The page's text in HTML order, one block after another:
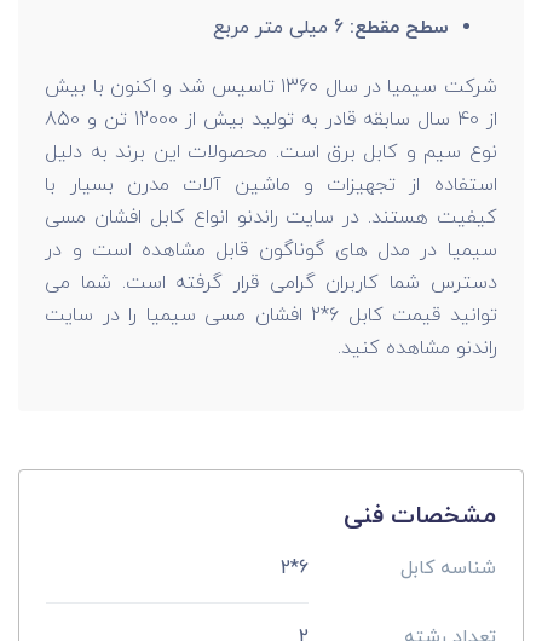
سطح مقطع: 6 میلی متر مربع
شرکت سیمیا در سال 1360 تاسیس شد و اکنون با بیش
از 40 سال سابقه قادر به تولید بیش از 12000 تن و 850
نوع سیم و کابل برق است. محصولات این برند به دلیل
استفاده از تجهیزات و ماشین آلات مدرن بسیار با
کیفیت هستند. در سایت راندنو انواع کابل افشان مسی
سیمیا در مدل های گوناگون قابل مشاهده است و در
دسترس شما کاربران گرامی قرار گرفته است. شما می
توانید قیمت کابل 6*2 افشان مسی سیمیا را در سایت
راندنو مشاهده کنید.
مشخصات فنی
شناسه کابل 6*2